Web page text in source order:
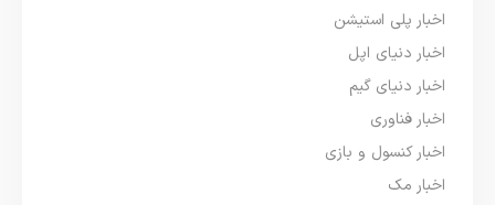
اخبار پلی استیشن
اخبار دنیای اپل
اخبار دنیای گیم
اخبار فناوری
اخبار کنسول و بازی
اخبار مک